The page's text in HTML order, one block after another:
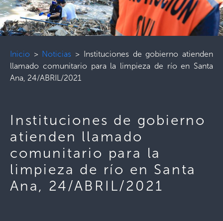
Inicio > Noticias > Instituciones de gobierno atienden
llamado comunitario para la limpieza de río en Santa
Ana, 24/ABRIL/2021
Instituciones de gobierno
atienden llamado
comunitario para la
limpieza de río en Santa
Ana, 24/ABRIL/2021